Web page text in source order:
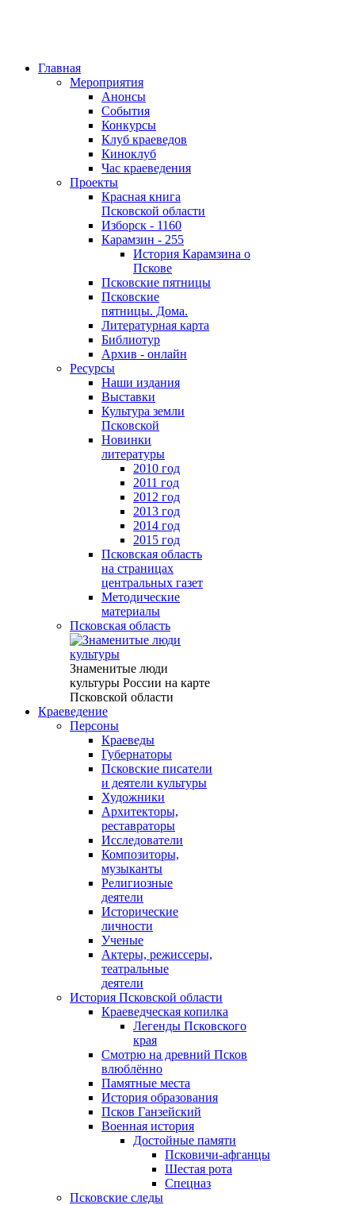
Главная
Мероприятия
Анонсы
События
Конкурсы
Клуб краеведов
Киноклуб
Час краеведения
Проекты
Красная книга
Псковской области
Изборск - 1160
Карамзин - 255
История Карамзина о
Пскове
Псковские пятницы
Псковские
пятницы. Дома.
Литературная карта
Библиотур
Архив - онлайн
Ресурсы
Наши издания
Выставки
Культура земли
Псковской
Новинки
литературы
2010 год
2011 год
2012 год
2013 год
2014 год
2015 год
Псковская область
на страницах
центральных газет
Методические
материалы
Псковская область
Знаменитые люди
культуры России на карте
Псковской области
Краеведение
Персоны
Краеведы
Губернаторы
Псковские писатели
и деятели культуры
Художники
Архитекторы,
реставраторы
Исследователи
Композиторы,
музыканты
Религиозные
деятели
Исторические
личности
Ученые
Актеры, режиссеры,
театральные
деятели
История Псковской области
Краеведческая копилка
Легенды Псковского
края
Смотрю на древний Псков
влюблённо
Памятные места
История образования
Псков Ганзейский
Военная история
Достойные памяти
Псковичи-афганцы
Шестая рота
Спецназ
Псковские следы